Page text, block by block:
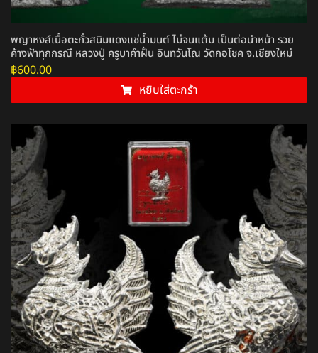
พญาหงส์เนื้อตะกั่วสนิมแดงแช่น้ำมนต์ ไม่จนแต้ม เป็นต่อนำหน้า รวย
ค้างฟ้าทุกกรณี หลวงปู่ ครูบาคำฝั้น อินทวันโณ วัดกอโชค จ.เชียงใหม่
฿600.00
หยิบใส่ตะกร้า